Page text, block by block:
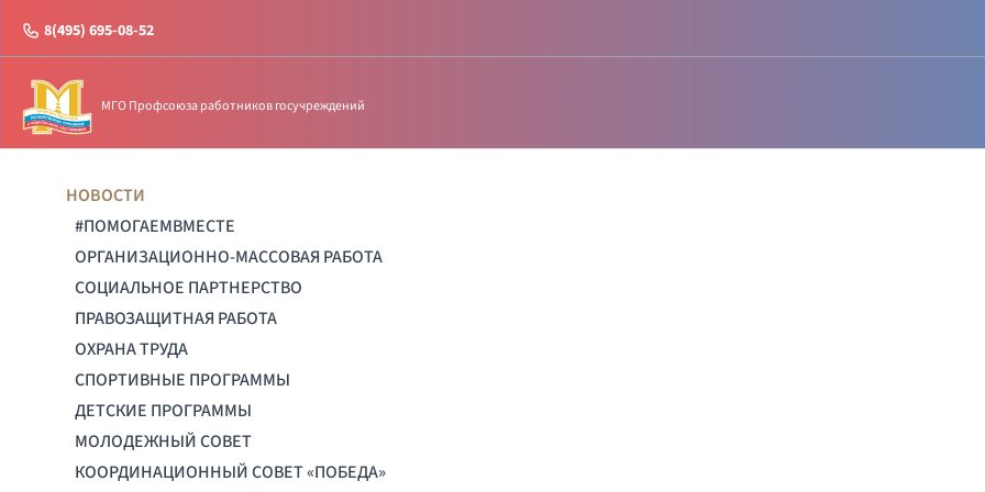
8(495) 695-08-52
МГО Профсоюза работников госучреждений
НОВОСТИ
#ПОМОГАЕМВМЕСТЕ
ОРГАНИЗАЦИОННО-МАССОВАЯ РАБОТА
СОЦИАЛЬНОЕ ПАРТНЕРСТВО
ПРАВОЗАЩИТНАЯ РАБОТА
ОХРАНА ТРУДА
СПОРТИВНЫЕ ПРОГРАММЫ
ДЕТСКИЕ ПРОГРАММЫ
МОЛОДЕЖНЫЙ СОВЕТ
КООРДИНАЦИОННЫЙ СОВЕТ «ПОБЕДА»